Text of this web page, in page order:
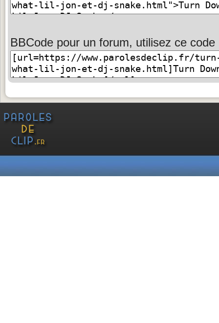
BBCode pour un forum, utilisez ce code